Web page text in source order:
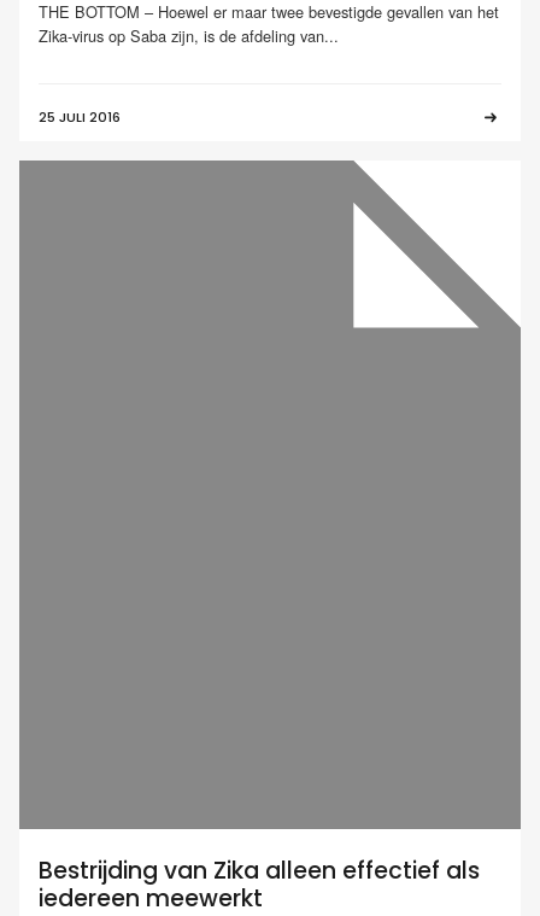
THE BOTTOM – Hoewel er maar twee bevestigde gevallen van het
Zika-virus op Saba zijn, is de afdeling van...
25 JULI 2016
Bestrijding van Zika alleen effectief als
iedereen meewerkt